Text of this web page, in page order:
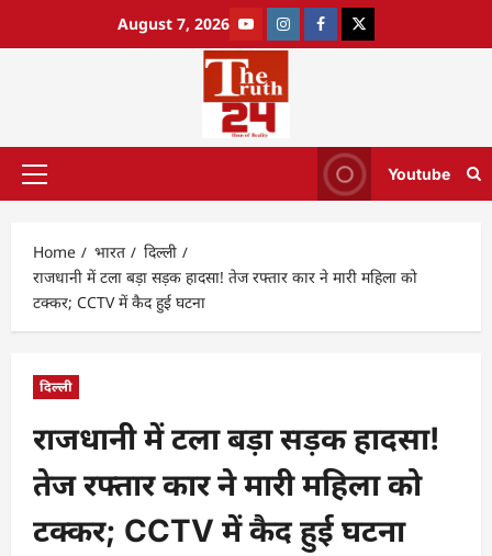
August 7, 2026
Youtube
Home भारत
दिल्ली
राजधानी में टला बड़ा सड़क हादसा! तेज रफ्तार कार ने मारी महिला को
टक्कर; CCTV में कैद हुई घटना
दिल्ली
राजधानी में टला बड़ा सड़क हादसा!
तेज रफ्तार कार ने मारी महिला को
टक्कर; CCTV में कैद हुई घटना